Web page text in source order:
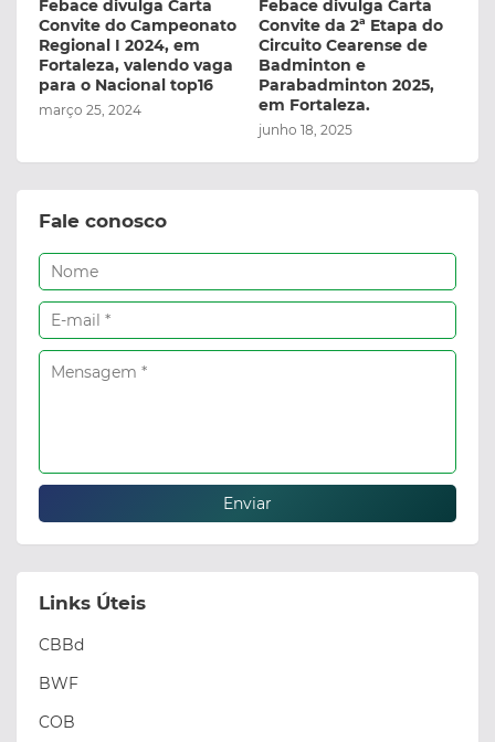
Febace divulga Carta
Convite do Campeonato
Regional I 2024, em
Fortaleza, valendo vaga
para o Nacional top16
março 25, 2024
Febace divulga Carta
Convite da 2ª Etapa do
Circuito Cearense de
Badminton e
Parabadminton 2025,
em Fortaleza.
junho 18, 2025
Fale conosco
Links Úteis
CBBd
BWF
COB